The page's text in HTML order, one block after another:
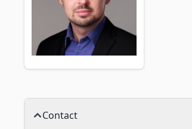
Contact